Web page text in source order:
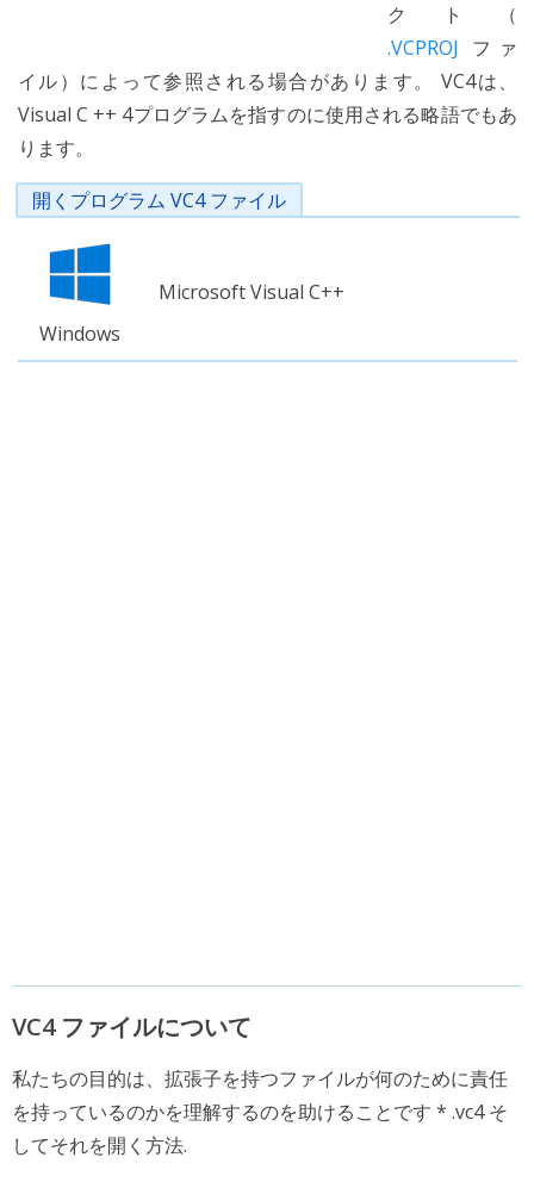
クト（
.VCPROJ ファ
イル）によって参照される場合があります。 VC4は、
Visual C ++ 4プログラムを指すのに使用される略語でもあ
ります。
開くプログラム VC4 ファイル
Windows
Microsoft Visual C++
VC4 ファイルについて
私たちの目的は、拡張子を持つファイルが何のために責任
を持っているのかを理解するのを助けることです * .vc4 そ
してそれを開く方法.